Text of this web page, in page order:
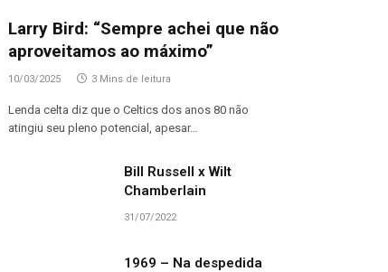
Larry Bird: “Sempre achei que não
aproveitamos ao máximo”
10/03/2025 3 Mins de leitura
Lenda celta diz que o Celtics dos anos 80 não
atingiu seu pleno potencial, apesar…
Bill Russell x Wilt
Chamberlain
31/07/2022
1969 – Na despedida